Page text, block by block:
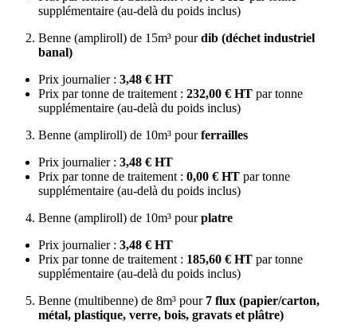
supplémentaire (au-delà du poids inclus)
Benne (ampliroll) de 15m³ pourdib (déchet industriel
banal)
Prix journalier : 3,48 € HT
Prix par tonne de traitement : 232,00 € HT par tonne
supplémentaire (au-delà du poids inclus)
Benne (ampliroll) de 10m³ pourferrailles
Prix journalier : 3,48 € HT
Prix par tonne de traitement : 0,00 € HT par tonne
supplémentaire (au-delà du poids inclus)
Benne (ampliroll) de 10m³ pourplatre
Prix journalier : 3,48 € HT
Prix par tonne de traitement : 185,60 € HT par tonne
supplémentaire (au-delà du poids inclus)
Benne (multibenne) de 8m³ pour 7 flux (papier/carton,
métal, plastique, verre, bois, gravats et plâtre)